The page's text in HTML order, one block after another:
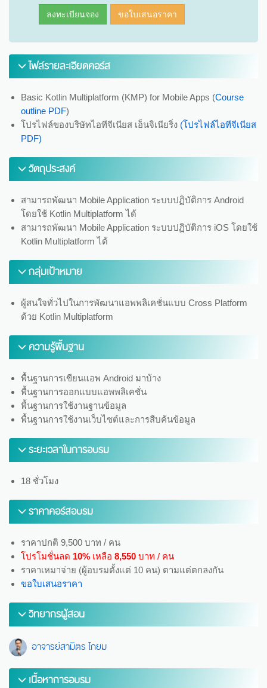
ลงทะเบียนจอง ขอใบเสนอราคา
ไฟล์รายละเอียดคอร์ส
Basic Kotlin Multiplatform (KMP) for Mobile Apps (Course
outline PDF)
โปรไฟล์ของบริษัทไอทีจีเนียส เอ็นจิเนียริ่ง (โปรไฟล์ไอทีจีเนียส
PDF)
วัตถุประสงค์
สามารถพัฒนา Mobile Application ระบบปฏิบัติการ Android
โดยใช้ Kotlin Multiplatform ได้
สามารถพัฒนา Mobile Application ระบบปฏิบัติการ iOS โดยใช้
Kotlin Multiplatform ได้
กลุ่มเป้าหมาย
ผู้สนใจทั่วไปในการพัฒนาแอพพลิเคชั่นแบบ Cross Platform
ด้วย Kotlin Multiplatform
ความรู้พื้นฐาน
พื้นฐานการเขียนแอพ Android มาบ้าง
พื้นฐานการออกแบบแอพพลิเคชั่น
พื้นฐานการใช้งานฐานข้อมูล
พื้นฐานการใช้งานเว็บไซต์และการสืบค้นข้อมูล
ระยะเวลาในการอบรม
18 ชั่วโมง
ราคาคอร์สอบรม
ราคาปกติ 9,500 บาท / คน
โปรโมชั่นลด 10% เหลือ 8,550 บาท / คน
ราคาเหมาจ่าย (ผู้อบรมตั้งแต่ 10 คน) ตามแต่ตกลงกัน
ขอใบเสนอราคา
วิทยากรผู้สอน
อาจารย์สามิตร โกยม
เนื้อหาการอบรม